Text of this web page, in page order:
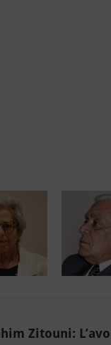
Zitouni: